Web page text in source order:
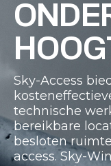
Sky-Access
technische
bereikbare
besloten
access. Sky-